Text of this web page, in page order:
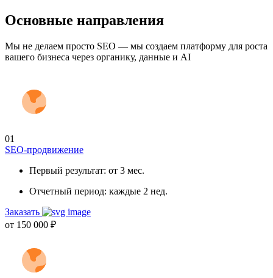
Основные направления
Мы не делаем просто SEO — мы создаем платформу для роста
вашего бизнеса через органику, данные и AI
01
SEO-продвижение
Первый результат: от 3 мес.
Отчетный период: каждые 2 нед.
Заказать
от 150 000 ₽